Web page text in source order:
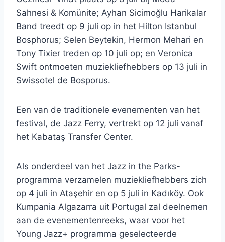
Sahnesi & Komünite; Ayhan Sicimoğlu Harikalar
Band treedt op 9 juli op in het Hilton Istanbul
Bosphorus; Selen Beytekin, Hermon Mehari en
Tony Tixier treden op 10 juli op; en Veronica
Swift ontmoeten muziekliefhebbers op 13 juli in
Swissotel de Bosporus.
Een van de traditionele evenementen van het
festival, de Jazz Ferry, vertrekt op 12 juli vanaf
het Kabataş Transfer Center.
Als onderdeel van het Jazz in the Parks-
programma verzamelen muziekliefhebbers zich
op 4 juli in Ataşehir en op 5 juli in Kadıköy. Ook
Kumpania Algazarra uit Portugal zal deelnemen
aan de evenementenreeks, waar voor het
Young Jazz+ programma geselecteerde